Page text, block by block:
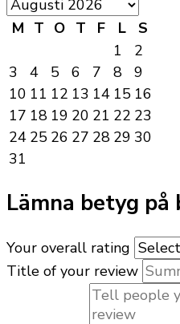
M T O T F L
S
1
2
3
4 5 6 7 8
9
10 11 12 13 14 15 16
17 18 19 20 21 22 23
24 25 26 27 28 29 30
31
Lämna betyg på
Your overall rating
Title of your review